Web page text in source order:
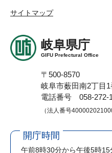
サイトマップ
岐阜県庁
GIFU Prefectural Office
〒500-8570
岐阜市薮田南2丁目
電話番号 058-272-
（法人番号
開庁時間
午前8時30分から午後5時15